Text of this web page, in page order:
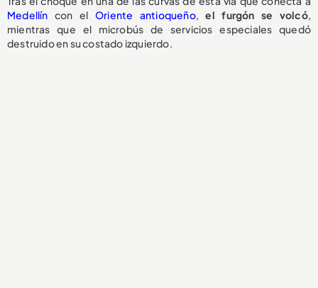
Medellín con el Oriente antioqueño,el furgón se volcó,
mientras que el microbús de servicios especiales quedó
destruido en su costado izquierdo.